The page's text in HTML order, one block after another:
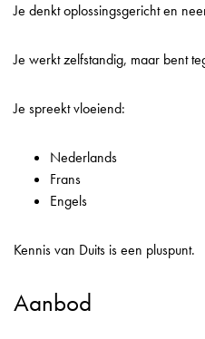
Je denkt oplossingsgericht en
Je werkt zelfstandig, maar bent
Je spreekt vloeiend:
Nederlands
Frans
Engels
Kennis van Duits is een pluspunt.
Aanbod